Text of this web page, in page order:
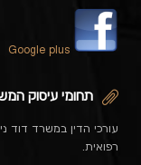
Google plus
תחומי עיסוק
עורכי הדין במשרד דוד
רפואית.